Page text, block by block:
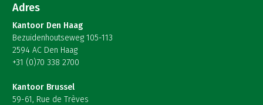
Adres
Kantoor Den Haag
Bezuidenhoutseweg 105-113
2594 AC Den Haag
+31 (0)70 338 2700
Kantoor Brussel
59-61, Rue de Trèves